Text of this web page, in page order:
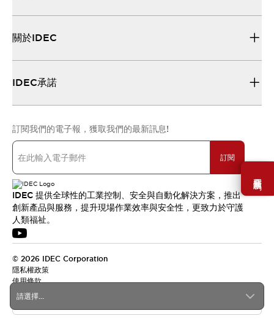
需要幫助嗎？
請選擇...
關於IDEC
IDEC承諾
訂閱我們的電子報，獲取我們的最新訊息!
訂閱
IDEC 提供全球性的工業控制、安全與自動化解決方案，推出
創新產品與服務，提升現場作業效率與安全性，更致力於守護
人類福祉。
© 2026 IDEC Corporation
隱私權政策
使用條款
台灣